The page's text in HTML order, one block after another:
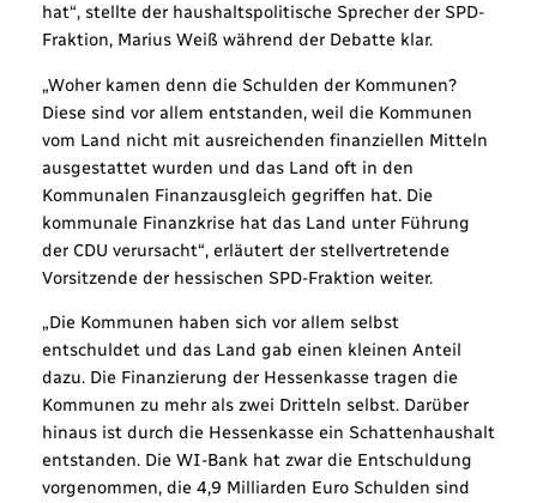
hat“, stellte der haushaltspolitische Sprecher der SPD-
Fraktion, Marius Weiß während der Debatte klar.
„Woher kamen denn die Schulden der Kommunen?
Diese sind vor allem entstanden, weil die Kommunen
vom Land nicht mit ausreichenden finanziellen Mitteln
ausgestattet wurden und das Land oft in den
Kommunalen Finanzausgleich gegriffen hat. Die
kommunale Finanzkrise hat das Land unter Führung
der CDU verursacht“, erläutert der stellvertretende
Vorsitzende der hessischen SPD-Fraktion weiter.
„Die Kommunen haben sich vor allem selbst
entschuldet und das Land gab einen kleinen Anteil
dazu. Die Finanzierung der Hessenkasse tragen die
Kommunen zu mehr als zwei Dritteln selbst. Darüber
hinaus ist durch die Hessenkasse ein Schattenhaushalt
entstanden. Die WI-Bank hat zwar die Entschuldung
vorgenommen, die 4,9 Milliarden Euro Schulden sind